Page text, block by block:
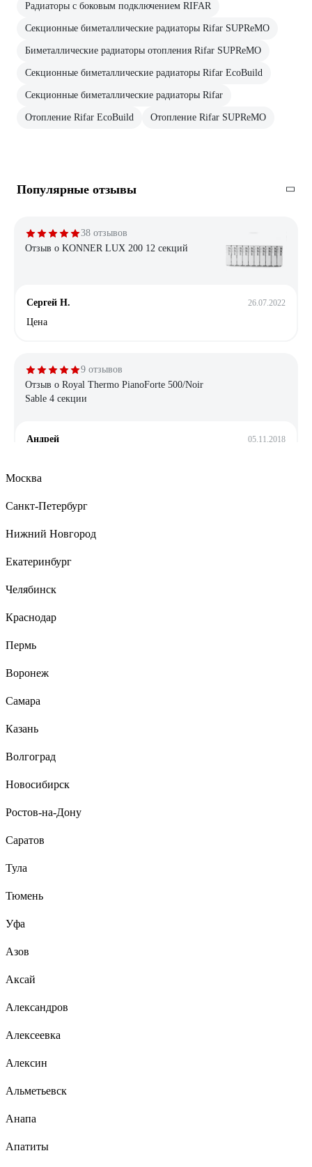
Радиаторы с боковым подключением RIFAR
Секционные биметаллические радиаторы Rifar SUPReMO
Биметаллические радиаторы отопления Rifar SUPReMO
Секционные биметаллические радиаторы Rifar EcoBuild
Секционные биметаллические радиаторы Rifar
Отопление Rifar EcoBuild Отопление Rifar SUPReMO
Популярные отзывы
38 отзывов
Отзыв о KONNER LUX 200 12 секций
Сергей Н. 26.07.2022
Цена
9 отзывов
Отзыв о Royal Thermo PianoForte 500/Noir
Sable 4 секции
Андрей 05.11.2018
достоинство. Производятся радиаторы в Италии, на них дает
гарантия, все изделия страхуются, плюс у них хорошие
показатели теплоотдачи. Цена не кусается. Информация для
тех, кто разбирается: коллектор полностью стальной!
RTWX-F 100
Цена. Время нагрева 50 С, примерно минут 10 - 15. Хорошая
Присутствует тэн 2 кВ, но как с ним работает сказать
Москва
Санкт-Петербург
Нижний Новгород
Екатеринбург
Челябинск
Краснодар
Пермь
Воронеж
Самара
Казань
Волгоград
Новосибирск
Ростов-на-Дону
Саратов
Тула
Тюмень
Уфа
Азов
Аксай
Александров
Алексеевка
Алексин
Альметьевск
Анапа
Апатиты